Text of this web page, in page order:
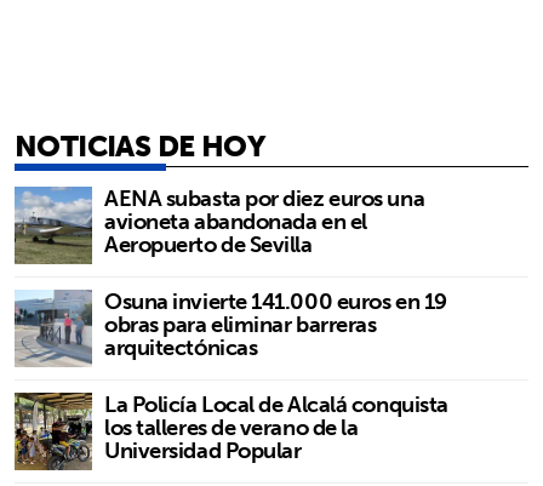
NOTICIAS DE HOY
AENA subasta por diez euros una
avioneta abandonada en el
Aeropuerto de Sevilla
Osuna invierte 141.000 euros en 19
obras para eliminar barreras
arquitectónicas
La Policía Local de Alcalá conquista
los talleres de verano de la
Universidad Popular